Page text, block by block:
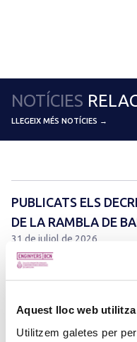
Aquest lloc web
Utilitzem galetes per
NOTÍCIES
LLEGEIX MÉS NOTÍCIES →
PUBLICATS ELS
DE LA RAMBLA DE
31 de juliol de 2026
En data 31 de juliol de
disposicions següents: